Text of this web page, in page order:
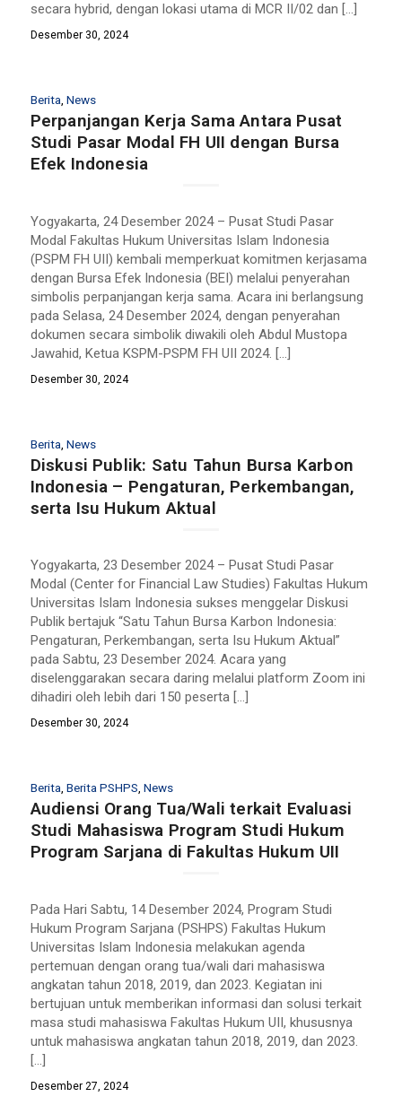
secara hybrid, dengan lokasi utama di MCR II/02 dan […]
Desember 30, 2024
Berita News
Perpanjangan Kerja Sama Antara Pusat
Studi Pasar Modal FH UII dengan Bursa
Efek Indonesia
Yogyakarta, 24 Desember 2024 – Pusat Studi Pasar
Modal Fakultas Hukum Universitas Islam Indonesia
(PSPM FH UII) kembali memperkuat komitmen kerjasama
dengan Bursa Efek Indonesia (BEI) melalui penyerahan
simbolis perpanjangan kerja sama. Acara ini berlangsung
pada Selasa, 24 Desember 2024, dengan penyerahan
dokumen secara simbolik diwakili oleh Abdul Mustopa
Jawahid, Ketua KSPM-PSPM FH UII 2024. […]
Desember 30, 2024
Berita News
Diskusi Publik: Satu Tahun Bursa Karbon
Indonesia – Pengaturan, Perkembangan,
serta Isu Hukum Aktual
Yogyakarta, 23 Desember 2024 – Pusat Studi Pasar
Modal (Center for Financial Law Studies) Fakultas Hukum
Universitas Islam Indonesia sukses menggelar Diskusi
Publik bertajuk “Satu Tahun Bursa Karbon Indonesia:
Pengaturan, Perkembangan, serta Isu Hukum Aktual”
pada Sabtu, 23 Desember 2024. Acara yang
diselenggarakan secara daring melalui platform Zoom ini
dihadiri oleh lebih dari 150 peserta […]
Desember 30, 2024
Berita Berita PSHPS News
Audiensi Orang Tua/Wali terkait Evaluasi
Studi Mahasiswa Program Studi Hukum
Program Sarjana di Fakultas Hukum UII
Pada Hari Sabtu, 14 Desember 2024, Program Studi
Hukum Program Sarjana (PSHPS) Fakultas Hukum
Universitas Islam Indonesia melakukan agenda
pertemuan dengan orang tua/wali dari mahasiswa
angkatan tahun 2018, 2019, dan 2023. Kegiatan ini
bertujuan untuk memberikan informasi dan solusi terkait
masa studi mahasiswa Fakultas Hukum UII, khususnya
untuk mahasiswa angkatan tahun 2018, 2019, dan 2023.
[…]
Desember 27, 2024